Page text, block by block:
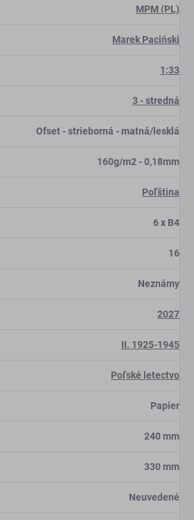
MPM (PL)
Marek Paciński
1:33
3 - stredná
Ofset - strieborná - matná/lesklá
160g/m2 - 0,18mm
Poľština
6 x B4
16
Neznámy
2027
II. 1925-1945
Poľské letectvo
Papier
240 mm
330 mm
Neuvedené